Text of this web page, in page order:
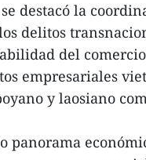
destacó la
delitos
del
empresariales
y laosiano
panorama